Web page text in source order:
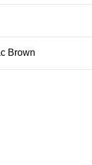
Brown